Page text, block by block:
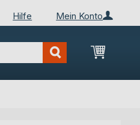
Mein Konto
Hilfe
Mein